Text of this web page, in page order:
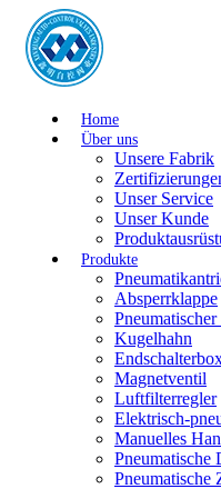
Home
Über uns
Unsere Fabrik
Unser Service
Unser Kunde
Produkte
Absperrklappe
Kugelhahn
Magnetventil
Luftfilterregler
Elektrisch-
Manuelles
Pneumatische
Pneumatische